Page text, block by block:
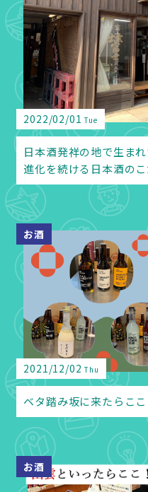
2022/02/01Tue
日本酒発祥の地で生ま
進化を続ける日本酒の
お酒
2021/12/02Thu
ベタ踏み坂に来たらこ
お酒